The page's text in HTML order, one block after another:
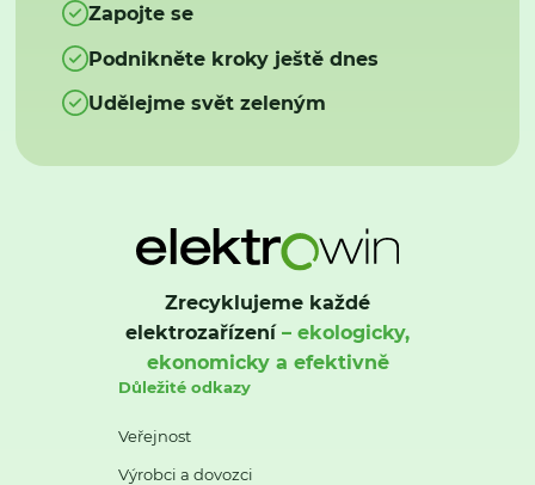
Zapojte se
Podnikněte kroky ještě dnes
Udělejme svět zeleným
Zrecyklujeme každé
elektrozařízení– ekologicky,
ekonomicky a efektivně
Důležité odkazy
Veřejnost
Výrobci a dovozci